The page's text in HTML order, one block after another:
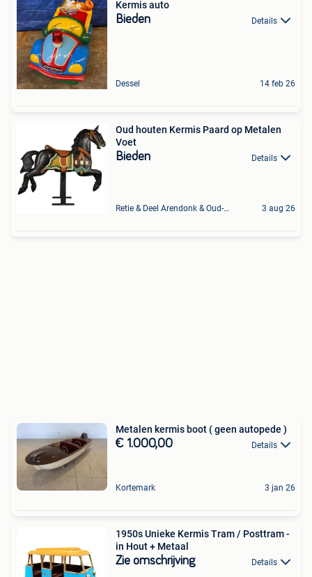
Kermis auto
Bieden Details
Dessel 14 feb 26
Oud houten Kermis Paard op Metalen
Voet
Bieden Details
Retie & Deel Arendonk & Oud-Turnhout 3 aug 26
Metalen kermis boot ( geen autopede )
€ 1.000,00 Details
Kortemark 3 jan 26
1950s Unieke Kermis Tram / Posttram -
in Hout + Metaal
Zie omschrijving Details